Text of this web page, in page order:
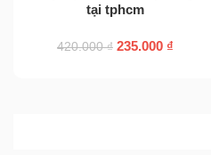
tại tphcm
420.000₫ 235.000 ₫